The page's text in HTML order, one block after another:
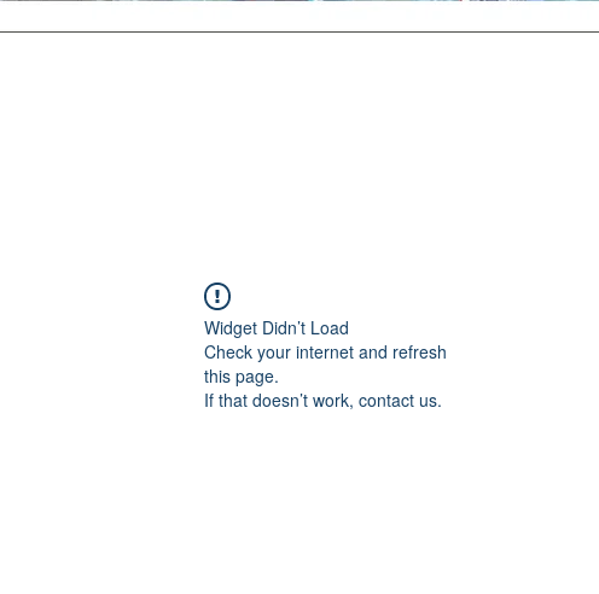
Widget Didn’t Load
Check your internet and refresh
this page.
If that doesn’t work, contact us.